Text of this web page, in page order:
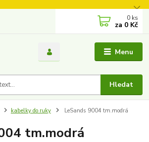
Menu
Hledat
0 ks
za 0 Kč
kabelky do ruky LeSands 9004 tm.modrá
tm.modrá